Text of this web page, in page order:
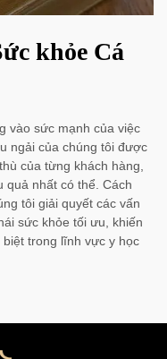
khỏe Cá
vào sức mạnh của việc
ngải của chúng tôi được
của từng khách hàng,
quả nhất có thể. Cách
tôi giải quyết các vấn
sức khỏe tối ưu, khiến
trong lĩnh vực y học